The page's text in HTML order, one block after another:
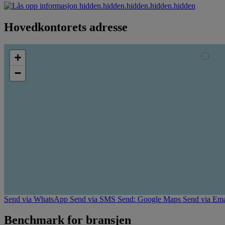
hidden.hidden.hidden.hidden.hidden
Hovedkontorets adresse
+
−
Send via WhatsApp Send via SMS Send: Google Maps Send via
Benchmark for bransjen